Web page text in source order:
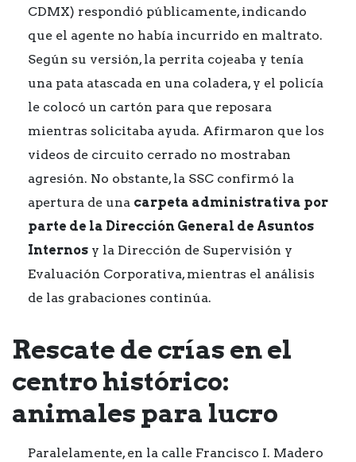
CDMX) respondió públicamente, indicando
que el agente no había incurrido en maltrato.
Según su versión, la perrita cojeaba y tenía
una pata atascada en una coladera, y el policía
le colocó un cartón para que reposara
mientras solicitaba ayuda. Afirmaron que los
videos de circuito cerrado no mostraban
agresión. No obstante, la SSC confirmó la
apertura de una carpeta administrativa por
parte de la Dirección General de Asuntos
Internos y la Dirección de Supervisión y
Evaluación Corporativa, mientras el análisis
de las grabaciones continúa.
Rescate de crías en el
centro histórico:
animales para lucro
Paralelamente, en la calle Francisco I. Madero